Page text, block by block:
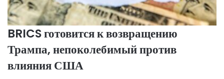
BRICS готовится к возвращению
Трампа, непоколебимый против
влияния США